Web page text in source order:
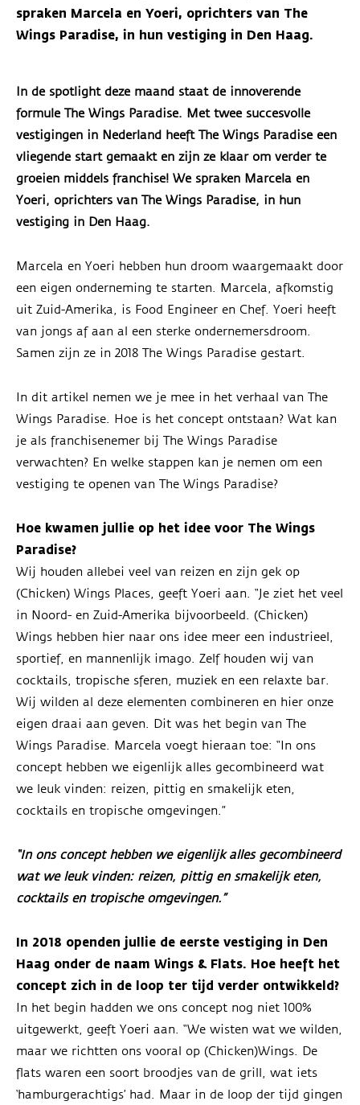
spraken Marcela en Yoeri, oprichters van The
Wings Paradise, in hun vestiging in Den Haag.
In de spotlight deze maand staat de innoverende
formule The Wings Paradise. Met twee succesvolle
vestigingen in Nederland heeft The Wings Paradise een
vliegende start gemaakt en zijn ze klaar om verder te
groeien middels franchise! We spraken Marcela en
Yoeri, oprichters van The Wings Paradise, in hun
vestiging in Den Haag.
Marcela en Yoeri hebben hun droom waargemaakt door
een eigen onderneming te starten. Marcela, afkomstig
uit Zuid-Amerika, is Food Engineer en Chef. Yoeri heeft
van jongs af aan al een sterke ondernemersdroom.
Samen zijn ze in 2018 The Wings Paradise gestart.
In dit artikel nemen we je mee in het verhaal van The
Wings Paradise. Hoe is het concept ontstaan? Wat kan
je als franchisenemer bij The Wings Paradise
verwachten? En welke stappen kan je nemen om een
vestiging te openen van The Wings Paradise?
Hoe kwamen jullie op het idee voor The Wings
Paradise?
Wij houden allebei veel van reizen en zijn gek op
(Chicken) Wings Places, geeft Yoeri aan. “Je ziet het veel
in Noord- en Zuid-Amerika bijvoorbeeld. (Chicken)
Wings hebben hier naar ons idee meer een industrieel,
sportief, en mannenlijk imago. Zelf houden wij van
cocktails, tropische sferen, muziek en een relaxte bar.
Wij wilden al deze elementen combineren en hier onze
eigen draai aan geven. Dit was het begin van The
Wings Paradise. Marcela voegt hieraan toe: “In ons
concept hebben we eigenlijk alles gecombineerd wat
we leuk vinden: reizen, pittig en smakelijk eten,
cocktails en tropische omgevingen.”
“In ons concept hebben we eigenlijk alles gecombineerd
wat we leuk vinden: reizen, pittig en smakelijk eten,
cocktails en tropische omgevingen.”
In 2018 openden jullie de eerste vestiging in Den
Haag onder de naam Wings & Flats. Hoe heeft het
concept zich in de loop ter tijd verder ontwikkeld?
In het begin hadden we ons concept nog niet 100%
uitgewerkt, geeft Yoeri aan. “We wisten wat we wilden,
maar we richtten ons vooral op (Chicken)Wings. De
flats waren een soort broodjes van de grill, wat iets
‘hamburgerachtigs’ had. Maar in de loop der tijd gingen